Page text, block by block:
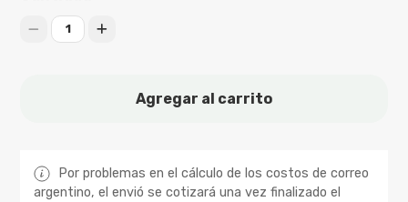
1
Agregar al carrito
Por problemas en el cálculo de los costos de correo
argentino, el envió se cotizará una vez finalizado el